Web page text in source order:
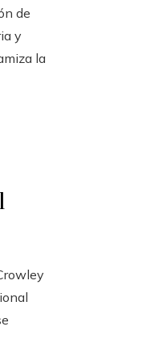
de
y
la